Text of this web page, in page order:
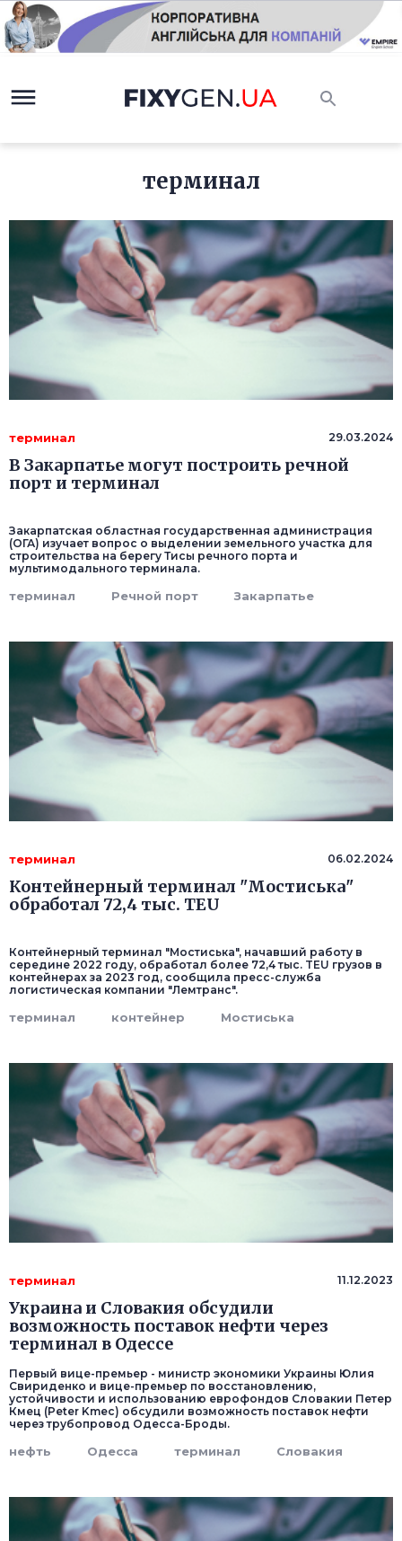
терминал
терминал 29.03.2024
В Закарпатье могут построить речной
порт и терминал
Закарпатская областная государственная администрация
(ОГА) изучает вопрос о выделении земельного участка для
строительства на берегу Тисы речного порта и
мультимодального терминала.
терминал Речной порт Закарпатье
терминал 06.02.2024
Контейнерный терминал "Мостиська"
обработал 72,4 тыс. TEU
Контейнерный терминал "Мостиська", начавший работу в
середине 2022 году, обработал более 72,4 тыс. TEU грузов в
контейнерах за 2023 год, сообщила пресс-служба
логистическая компании "Лемтранс".
терминал контейнер Мостиська
терминал 11.12.2023
Украина и Словакия обсудили
возможность поставок нефти через
терминал в Одессе
Первый вице-премьер - министр экономики Украины Юлия
Свириденко и вице-премьер по восстановлению,
устойчивости и использованию еврофондов Словакии Петер
Кмец (Peter Kmec) обсудили возможность поставок нефти
через трубопровод Одесса-Броды.
нефть Одесса терминал Словакия